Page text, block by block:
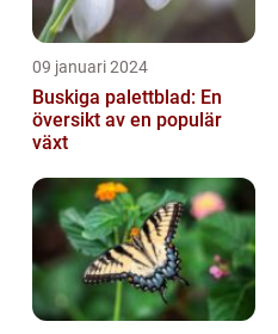
09 januari 2024
Buskiga palettblad: En
översikt av en populär
växt